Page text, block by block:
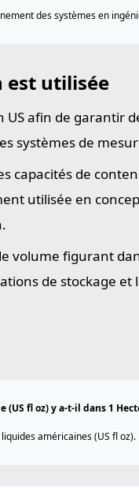
des systèmes en
est utilisée
US afin de garantir
systèmes de
capacités de
utilisée en
volume figurant
de stockage
fl oz) y a-t-il dans 1
américaines (US fl oz).